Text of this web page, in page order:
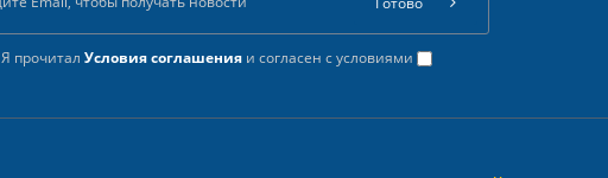
Я прочиталУсловия соглашения и согласен с условиями